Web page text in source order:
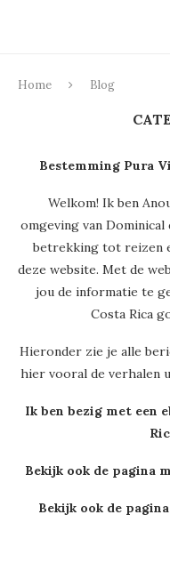
Home Blog
Bestemming Pura
Welkom! Ik ben
omgeving van
betrekking tot reizen
deze website. Met de
jou de informatie te
Costa Rica
Hieronder zie je alle
hier vooral de verhalen
Ik ben bezig met een
Bekijk ook de pagina
Bekijk ook de